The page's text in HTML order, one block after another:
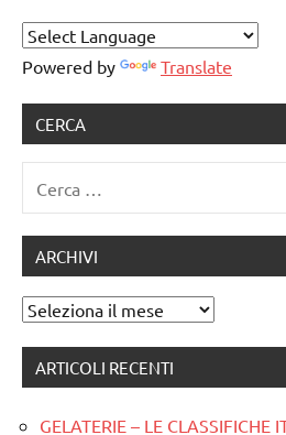
Powered by Translate
CERCA
per:
ARCHIVI
Archivi
ARTICOLI RECENTI
GELATERIE – LE CLASSIFICHE